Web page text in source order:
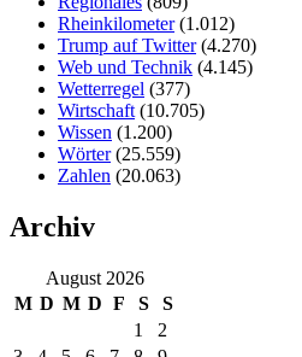
Rheinkilometer(1.012)
Trump auf Twitter(4.270)
Web und Technik (4.145)
Wetterregel (377)
Wirtschaft (10.705)
Wissen (1.200)
Wörter(25.559)
Zahlen (20.063)
Archiv
August 2026
M D M D F S
S
1
2